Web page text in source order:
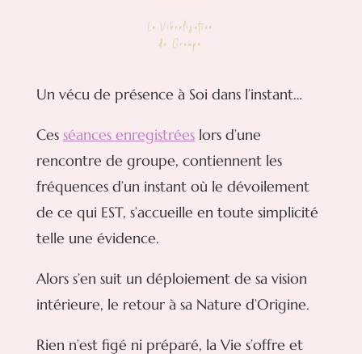
La Vibralisation
de Groupe
Un vécu de présence à Soi dans l’instant…
Ces séances enregistréeslors d’une
rencontre de groupe, contiennent les
fréquences d’un instant où le dévoilement
de ce qui EST, s’accueille en toute simplicité
telle une évidence.
Alors s’en suit un déploiement de sa vision
intérieure, le retour à sa Nature d’Origine.
Rien n’est figé ni préparé, la Vie s’offre et